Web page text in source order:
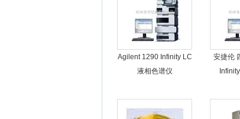
杭州良宇仪器有限公司
Agilent 1290 Infinity LC
液相色谱仪
安捷伦